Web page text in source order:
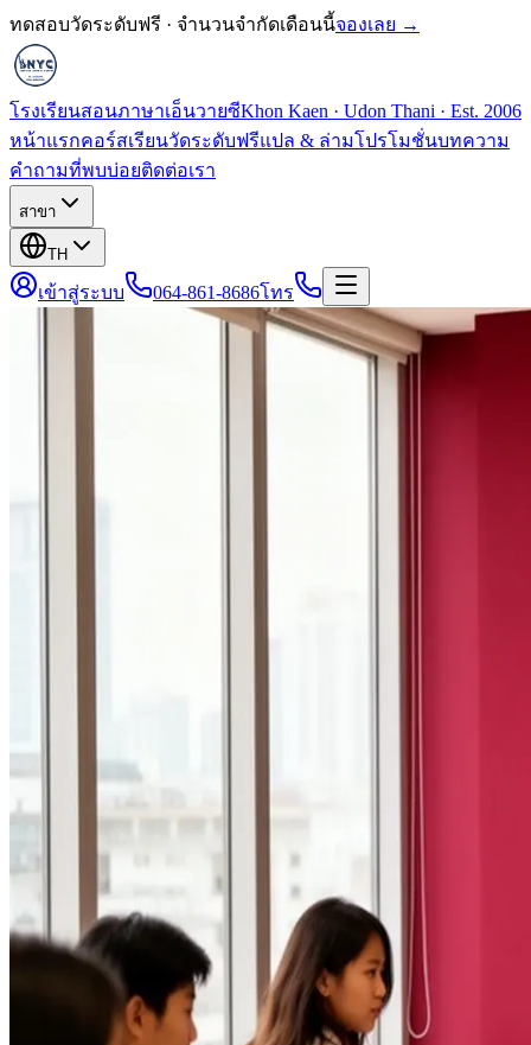
ทดสอบวัดระดับฟรี · จำนวนจำกัดเดือนนี้จองเลย →
โรงเรียนสอนภาษาเอ็นวายซีKhon Kaen · Udon Thani · Est. 2006
หน้าแรกคอร์สเรียนวัดระดับฟรีแปล & ล่ามโปรโมชั่นบทความ
คำถามที่พบบ่อยติดต่อเรา
สาขา
TH
เข้าสู่ระบบ 064-861-8686โทร